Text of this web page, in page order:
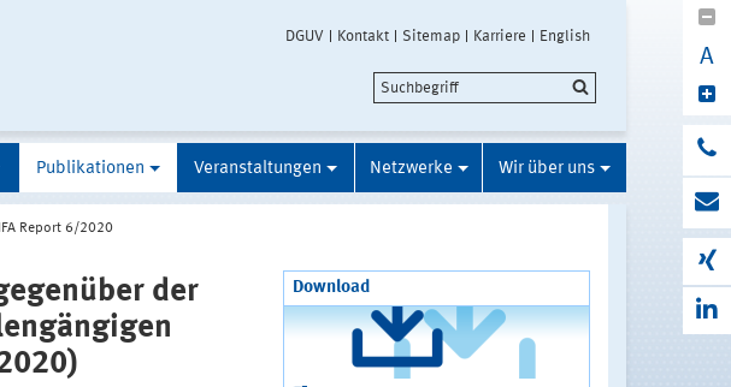
DGUV Kontakt Sitemap Karriere English
A
Publikationen Veranstaltungen Netzwerke Wir über uns
IFA Report 6/2020
der
Download